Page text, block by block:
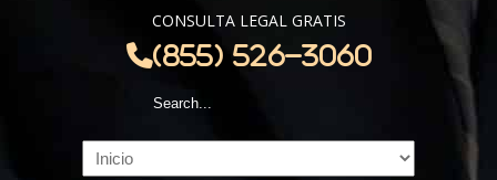
CONSULTA LEGAL GRATIS
(855) 526-3060
Navigation